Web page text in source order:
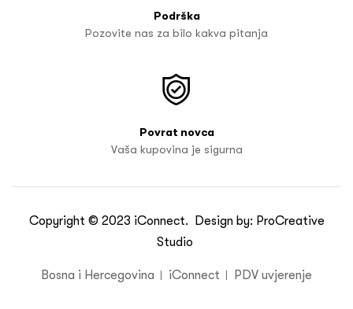
Podrška
Pozovite nas za bilo kakva pitanja
Povrat novca
Vaša kupovina je sigurna
Copyright © 2023 iConnect. Design by: ProCreative
Studio
Bosna i Hercegovina iConnect PDV uvjerenje